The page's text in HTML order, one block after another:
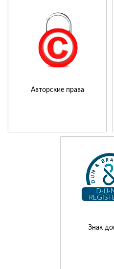
Авторские права
Знак